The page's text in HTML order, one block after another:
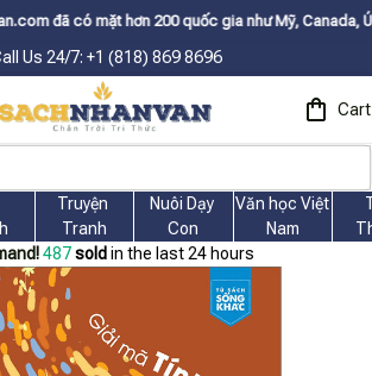
200 quốc gia như Mỹ, Canada, Úc, Nhật, Hàn, và
Us 24/7: +1 (818) 869 8696
Cart
Truyện
Tranh
Nuôi Dạy
Con
Văn học Việt
Nam
487 sold in the last 24 hours